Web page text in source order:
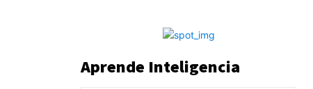
Aprende Inteligencia